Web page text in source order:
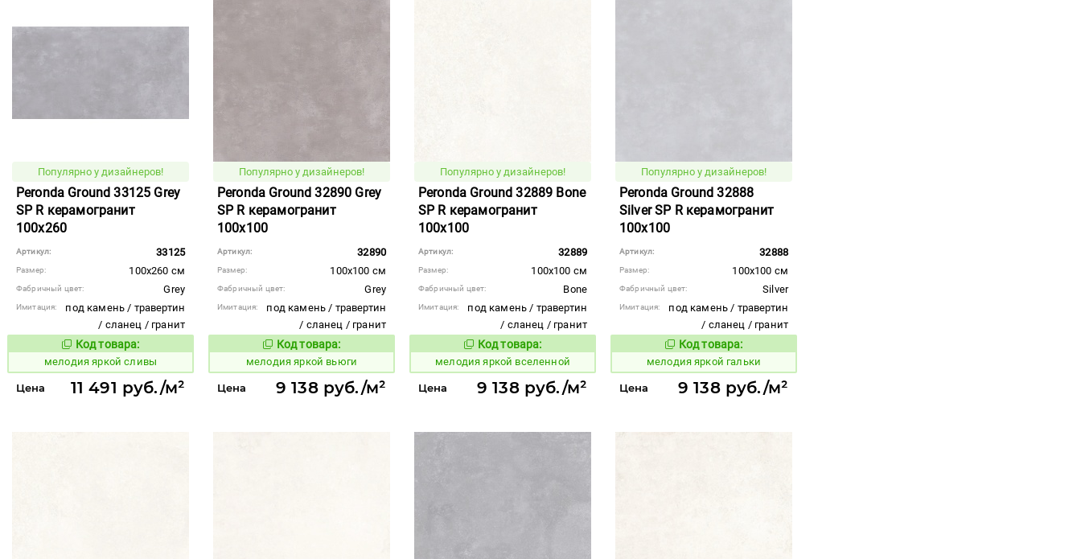
Популярно у дизайнеров!
Peronda Ground 33125 Grey
SP R керамогранит
100x260
Артикул: 33125
Размер: 100x260 см
Фабричный цвет: Grey
Имитация:
под камень / травертин
/ сланец / гранит
Код товара:
960136 Код товара:
мелодия яркой сливы
Цена 11 491 руб./м²
Популярно у дизайнеров!
Peronda Ground 32890 Grey
SP R керамогранит
100x100
Артикул: 32890
Размер: 100x100 см
Фабричный цвет: Grey
Имитация:
под камень / травертин
/ сланец / гранит
Код товара:
960139 Код товара:
мелодия яркой вьюги
Цена 9 138 руб./м²
Популярно у дизайнеров!
Peronda Ground 32889 Bone
SP R керамогранит
100x100
Артикул: 32889
Размер: 100x100 см
Фабричный цвет: Bone
Имитация:
под камень / травертин
/ сланец / гранит
Код товара:
960138 Код товара:
мелодия яркой вселенной
Цена 9 138 руб./м²
Популярно у дизайнеров!
Peronda Ground 32888
Silver SP R керамогранит
100x100
Артикул: 32888
Размер: 100x100 см
Фабричный цвет: Silver
Имитация:
под камень / травертин
/ сланец / гранит
Код товара:
960140 Код товара:
мелодия яркой гальки
Цена 9 138 руб./м²